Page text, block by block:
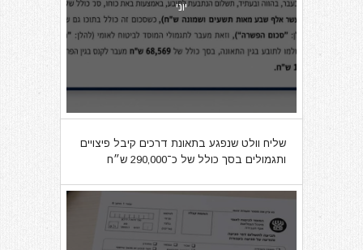
יוני
שליח וולט שנפגע בתאונת דרכים קיבל פיצויים
ותגמולים בסך כולל של כ־290,000 ש״ח